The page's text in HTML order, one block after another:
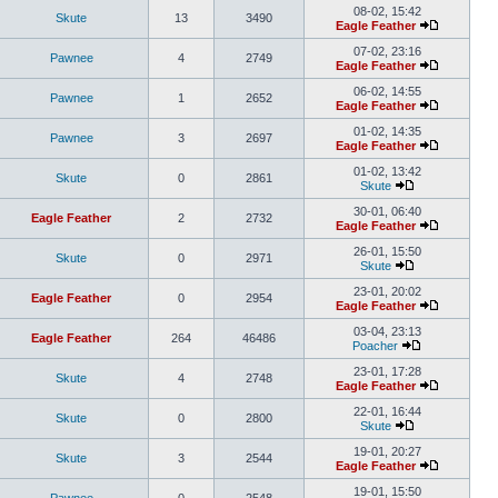
Skute 13 3490
08-02, 15:42
Eagle Feather
Pawnee 4 2749
07-02, 23:16
Eagle Feather
Pawnee 1 2652
06-02, 14:55
Eagle Feather
Pawnee 3 2697
01-02, 14:35
Eagle Feather
Skute 0 2861
01-02, 13:42
Skute
Eagle Feather 2 2732
30-01, 06:40
Eagle Feather
Skute 0 2971
26-01, 15:50
Skute
Eagle Feather 0 2954
23-01, 20:02
Eagle Feather
Eagle Feather 264 46486
03-04, 23:13
Poacher
Skute 4 2748
23-01, 17:28
Eagle Feather
Skute 0 2800
22-01, 16:44
Skute
Skute 3 2544
19-01, 20:27
Eagle Feather
19-01, 15:50